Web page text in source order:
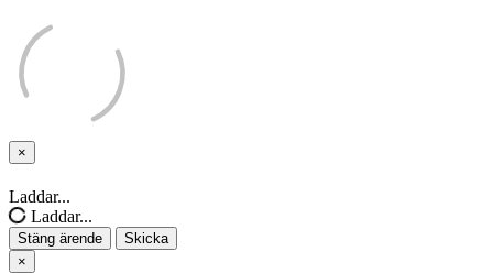
×
Stäng
Laddar...
Laddar...
Stäng ärende
Skicka
×